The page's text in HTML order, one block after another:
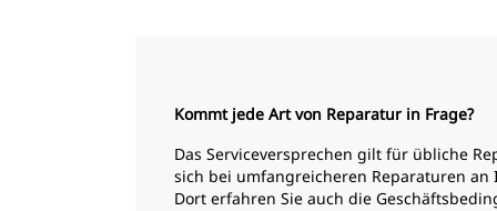
Kommt jede Art von Reparatur in Frage?
Das Serviceversprechen gilt für übliche
sich bei umfangreicheren Reparaturen an
Dort erfahren Sie auch die